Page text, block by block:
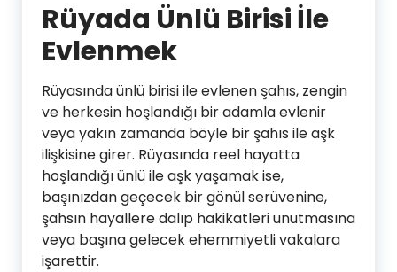
Rüyada Ünlü Birisi İle
Evlenmek
Rüyasında ünlü birisi ile evlenen şahıs, zengin
ve herkesin hoşlandığı bir adamla evlenir
veya yakın zamanda böyle bir şahıs ile aşk
ilişkisine girer. Rüyasında reel hayatta
hoşlandığı ünlü ile aşk yaşamak ise,
başınızdan geçecek bir gönül serüvenine,
şahsın hayallere dalıp hakikatleri unutmasına
veya başına gelecek ehemmiyetli vakalara
işarettir.